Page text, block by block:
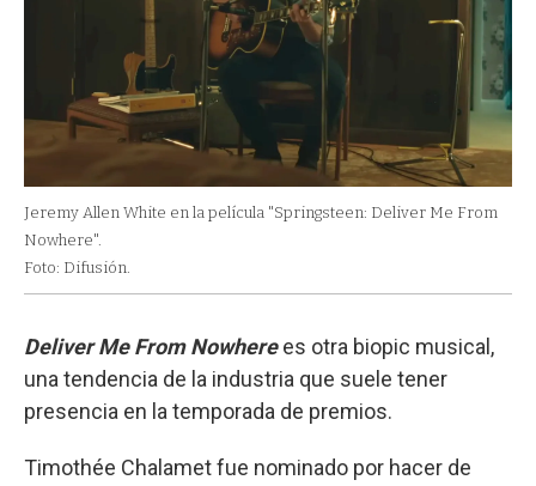
Jeremy Allen White en la película "Springsteen: Deliver Me From
Nowhere".
Foto: Difusión.
Deliver Me From Nowherees otra biopic musical,
una tendencia de la industria que suele tener
presencia en la temporada de premios.
Timothée Chalamet fue nominado por hacer de